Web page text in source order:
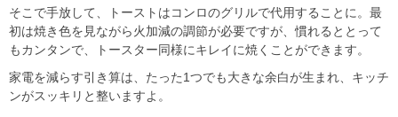
そこで手放して、トーストはコンロのグリルで代用することに。最
初は焼き色を見ながら火加減の調節が必要ですが、慣れるととって
もカンタンで、トースター同様にキレイに焼くことができます。
家電を減らす引き算は、たった1つでも大きな余白が生まれ、キッチ
ンがスッキリと整いますよ。